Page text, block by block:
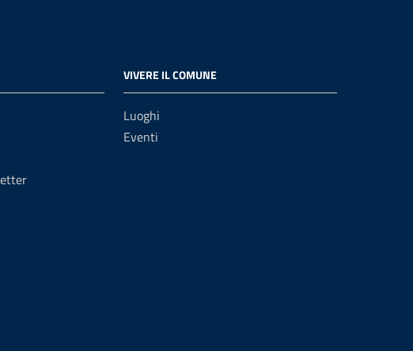
VIVERE IL COMUNE
Luoghi
Eventi